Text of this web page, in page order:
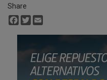
Share
Facebook
Twitter